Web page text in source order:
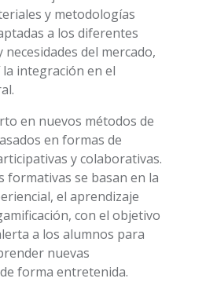
y metodologías
a los diferentes
del mercado,
integración en el
en nuevos métodos de
en formas de
y colaborativas.
formativas se basan en la
el aprendizaje
con el objetivo
a los alumnos para
nuevas
forma entretenida.